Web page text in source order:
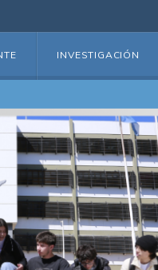
INVESTIGACIÓN